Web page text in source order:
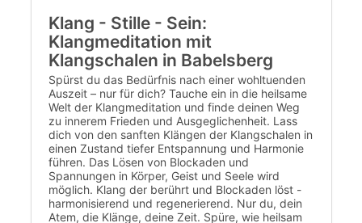
Klang - Stille - Sein:
Klangmeditation mit
Klangschalen in Babelsberg
Spürst du das Bedürfnis nach einer wohltuenden
Auszeit – nur für dich? Tauche ein in die heilsame
Welt der Klangmeditation und finde deinen Weg
zu innerem Frieden und Ausgeglichenheit. Lass
dich von den sanften Klängen der Klangschalen in
einen Zustand tiefer Entspannung und Harmonie
führen. Das Lösen von Blockaden und
Spannungen in Körper, Geist und Seele wird
möglich. Klang der berührt und Blockaden löst -
harmonisierend und regenerierend. Nur du, dein
Atem, die Klänge, deine Zeit. Spüre, wie heilsam